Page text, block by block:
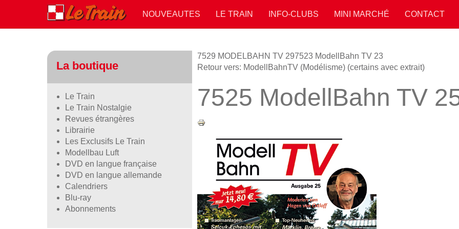
NOUVEAUTES LE TRAIN INFO-CLUBS MINI MARCHÉ CONTACT
7529 MODELBAHN TV 297523 ModellBahn TV 23
Retour vers: ModellBahnTV (Modélisme) (certains avec extrait)
7525 ModellBahn TV
La boutique
Le Train
Le Train Nostalgie
Revues étrangères
Librairie
Les Exclusifs Le Train
Modellbau Luft
DVD en langue française
DVD en langue allemande
Calendriers
Blu-ray
Abonnements